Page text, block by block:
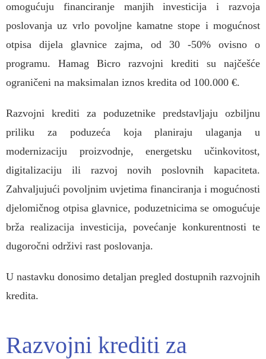
omogućuju financiranje manjih investicija i razvoja
poslovanja uz vrlo povoljne kamatne stope i mogućnost
otpisa dijela glavnice zajma, od 30 -50% ovisno o
programu. Hamag Bicro razvojni krediti su najčešće
ograničeni na maksimalan iznos kredita od 100.000 €.
Razvojni krediti za poduzetnike predstavljaju ozbiljnu
priliku za poduzeća koja planiraju ulaganja u
modernizaciju proizvodnje, energetsku učinkovitost,
digitalizaciju ili razvoj novih poslovnih kapaciteta.
Zahvaljujući povoljnim uvjetima financiranja i mogućnosti
djelomičnog otpisa glavnice, poduzetnicima se omogućuje
brža realizacija investicija, povećanje konkurentnosti te
dugoročni održivi rast poslovanja.
U nastavku donosimo detaljan pregled dostupnih razvojnih
kredita.
Razvojni krediti za